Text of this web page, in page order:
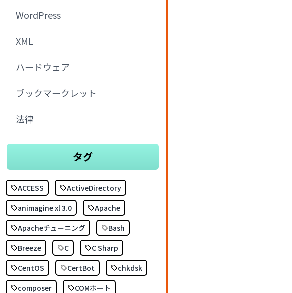
WordPress
XML
ハードウェア
ブックマークレット
法律
タグ
ACCESS
ActiveDirectory
animagine xl 3.0
Apache
Apacheチューニング
Bash
Breeze
C
C Sharp
CentOS
CertBot
chkdsk
composer
COMポート